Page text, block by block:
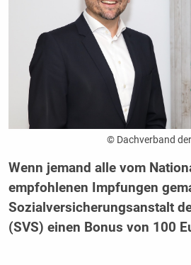
© Dachverband
Wenn jemand alle vom
empfohlenen Impfungen
Sozialversicherungsanstalt
(SVS) einen Bonus von 100